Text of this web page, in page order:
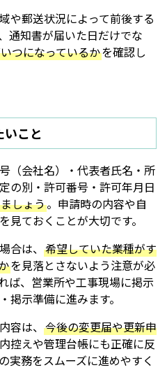
や郵送状況によって前後する
通知書が届いた日だけでな
つになっているかを確認し
こと
（会社名）・代表者氏名・所
の別・許可番号・許可年月日
しょう。申請時の内容や自
見ておくことが大切です。
合は、 希望していた業種がす
を見落とさないよう注意が必
ば、営業所や工事現場に掲示
掲示準備に進みます。
容は、 今後の変更届や更新申
控えや管理台帳にも正確に反
実務をスムーズに進めやすく